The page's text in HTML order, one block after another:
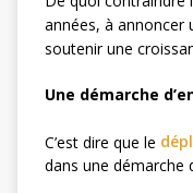
années, à annoncer
soutenir une
Une démarche
C’est dire que le
dans une démarche